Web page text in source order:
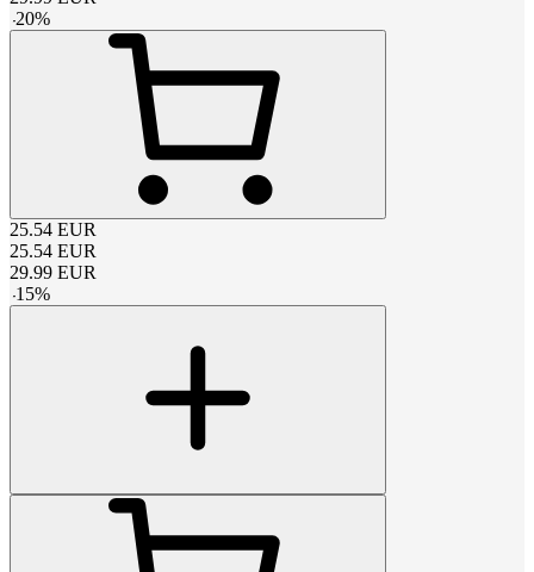
-20%
25.54 EUR
25.54 EUR
29.99 EUR
-15%